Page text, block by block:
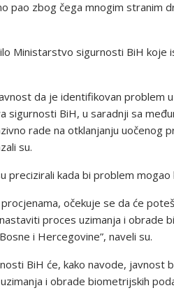
pao zbog čega mnogim stranim
Ministarstvo sigurnosti BiH
da je identifikovan problem
sigurnosti BiH, u saradnji sa
rade na otklanjanju uočenog
su.
precizirali kada bi problem mogao
očekuje se da će
proces uzimanja i obrade
i Hercegovine”, naveli su.
BiH će, kako navode, javnost
i obrade biometrijskih